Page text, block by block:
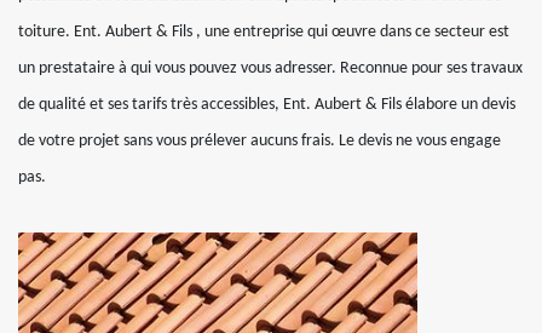
toiture. Ent. Aubert & Fils , une entreprise qui œuvre dans ce secteur est
un prestataire à qui vous pouvez vous adresser. Reconnue pour ses travaux
de qualité et ses tarifs très accessibles, Ent. Aubert & Fils élabore un devis
de votre projet sans vous prélever aucuns frais. Le devis ne vous engage
pas.